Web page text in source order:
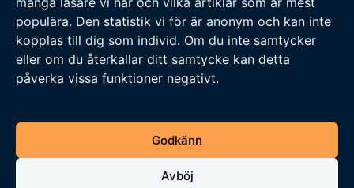
populära. Den statistik vi för är anonym och kan inte
kopplas till dig som individ. Om du inte samtycker
eller om du återkallar ditt samtycke kan detta
påverka vissa funktioner negativt.
Godkänn
Avböj
händelser som vi borde skriva om. Skicka ditt
tips till följande adress:
tipsa@veckansnyheter.se
https://umebladet.se
https://arbetarpartiet.se